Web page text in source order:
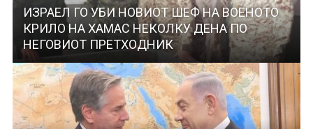
ИЗРАЕЛ ГО УБИ НОВИОТ ШЕФ НА ВОЕНОТО
КРИЛО НА ХАМАС НЕКОЛКУ ДЕНА ПО
НЕГОВИОТ ПРЕТХОДНИК